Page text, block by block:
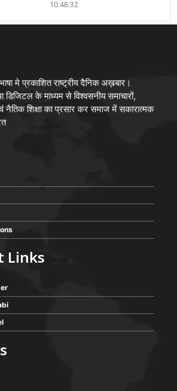
10:48:32
मे प्रकाशित राष्ट्रीय दैनिक अख़बार।
के माध्यम से विश्वसनीय समाचारों,
शिक्षा का प्रसार कर समाज में सकारात्मक
Links